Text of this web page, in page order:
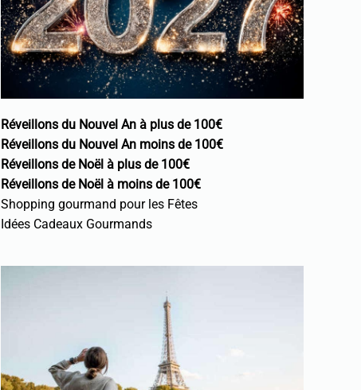
Réveillons du Nouvel An à plus de 100€
Réveillons du Nouvel An moins de 100€
Réveillons de Noël à plus de 100€
Réveillons de Noël à moins de 100€
Shopping gourmand pour les Fêtes
Idées Cadeaux Gourmands